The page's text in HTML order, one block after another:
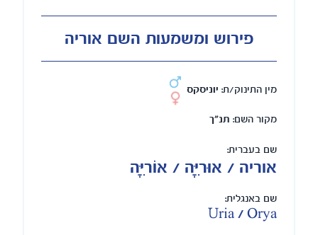
פירוש ומשמעות השם אוריה
מין התינוק/ת: יוניסקס
מקור השם: תנ"ך
שם בעברית:
אוריה / אוּרִיָּה / אוֹרִיָּה
שם באנגלית:
Uria / Orya